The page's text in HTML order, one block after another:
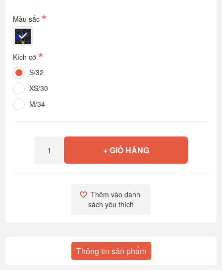
Màu sắc*
Kích cỡ*
S/32
XS/30
M/34
+ GIỎ HÀNG
Thêm vào danh
sách yêu thích
Thông tin sản phẩm